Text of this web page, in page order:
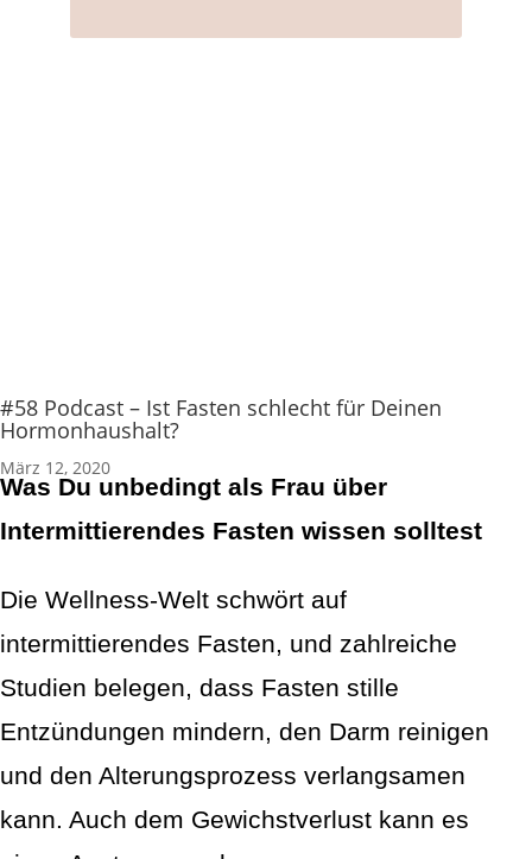
#58 Podcast – Ist Fasten schlecht für Deinen
Hormonhaushalt?
März 12, 2020
Was Du unbedingt als Frau über
Intermittierendes Fasten wissen solltest
Die Wellness-Welt schwört auf
intermittierendes Fasten, und zahlreiche
Studien belegen, dass Fasten stille
Entzündungen mindern, den Darm reinigen
und den Alterungsprozess verlangsamen
kann. Auch dem Gewichstverlust kann es